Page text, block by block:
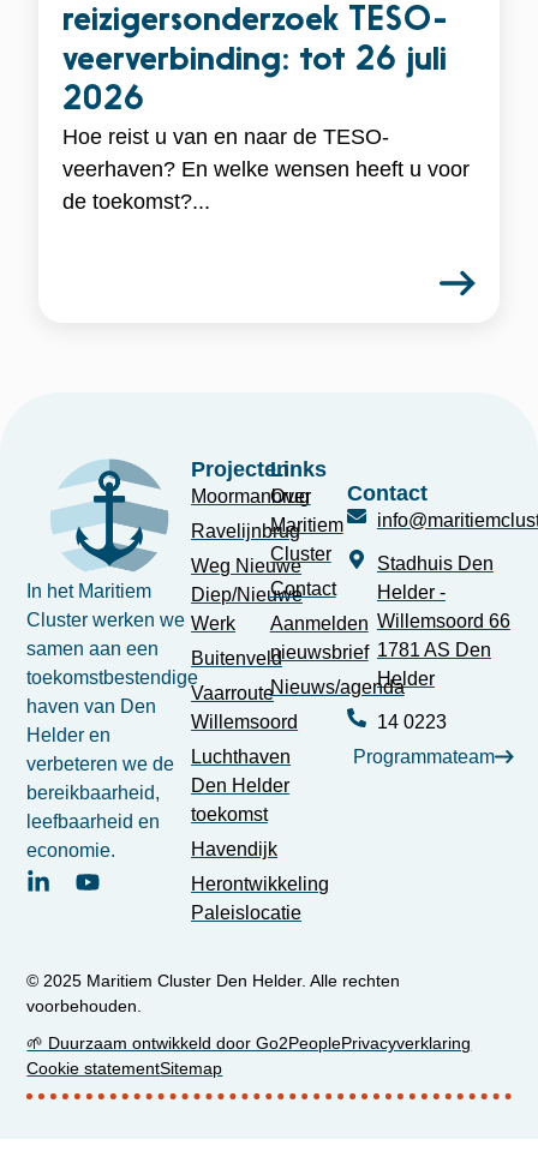
reizigersonderzoek TESO-
veerverbinding: tot 26 juli
2026
Hoe reist u van en naar de TESO-
veerhaven? En welke wensen heeft u voor
de toekomst?...
In het Maritiem
Cluster werken we
samen aan een
toekomstbestendige
haven van Den
Helder en
verbeteren we de
bereikbaarheid,
leefbaarheid en
economie.
Contact
Stadhuis Den
Helder -
Willemsoord 66
1781 AS Den
Helder
14 0223
Programmateam
Projecten
Moormanbrug
Ravelijnbrug
Weg Nieuwe
Diep/Nieuwe
Werk
Buitenveld
Vaarroute
Willemsoord
Luchthaven
Den Helder
toekomst
Havendijk
Herontwikkeling
Paleislocatie
Links
Over
Maritiem
Cluster
Contact
Aanmelden
nieuwsbrief
Nieuws/agenda
© 2025 Maritiem Cluster Den Helder. Alle rechten
voorbehouden.
🌱 Duurzaam ontwikkeld door Go2PeoplePrivacyverklaring
Cookie statementSitemap